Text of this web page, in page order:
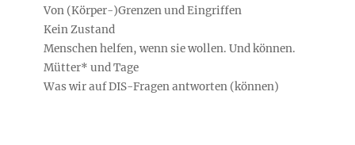
Von (Körper-)Grenzen und Eingriffen
Kein Zustand
Menschen helfen, wenn sie wollen. Und können.
Mütter* und Tage
Was wir auf DIS-Fragen antworten (können)